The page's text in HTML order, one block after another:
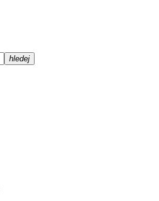
hledej